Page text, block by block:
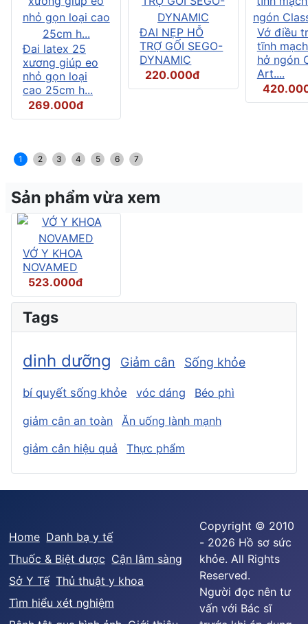
Đai latex 25
xương giúp eo
nhỏ gọn loại
cao 25cm h...
269.000đ
ĐAI NẸP HỖ
TRỢ GỐI SEGO-
DYNAMIC
220.000đ
Vớ điều
tĩnh
hở ngón
Art....
1 2 3 4 5 6 7
Sản phẩm vừa xem
VỚ Y KHOA
NOVAMED
523.000đ
Tags
dinh dưỡng Giảm cân Sống khỏe
bí quyết sống khỏe vóc dáng Béo phì
giảm cân an toàn
Ăn uống lành mạnh
giảm cân hiệu quả
Thực phẩm
Home Danh bạ y tế
Thuốc & Biệt dược Cận lâm sàng
Sở Y Tế Thủ thuật y khoa
Tìm hiểu xét nghiệm
Copyright © 2010
- 2026 Hồ sơ sức
khỏe. All Rights
Reserved.
Người đọc nên tư
vấn với Bác sĩ